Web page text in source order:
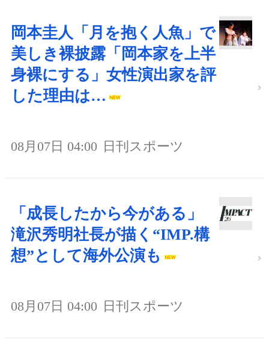
岡本圭人「月を抱く人魚」で
美しき裸披露「岡本家を上半
身裸にする」女性演出家を評
した理由は…
08月07日 04:00 日刊スポーツ
「成長したから今がある」
滝沢秀明社長が描く“IMP.構
想”として海外公演も
08月07日 04:00 日刊スポーツ